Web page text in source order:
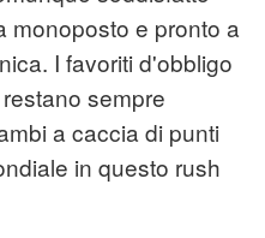
monoposto e pronto a
I favoriti d'obbligo
sempre
a caccia di punti
in questo rush